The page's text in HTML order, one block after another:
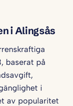
i Alingsås
baserat på
i
av popularitet